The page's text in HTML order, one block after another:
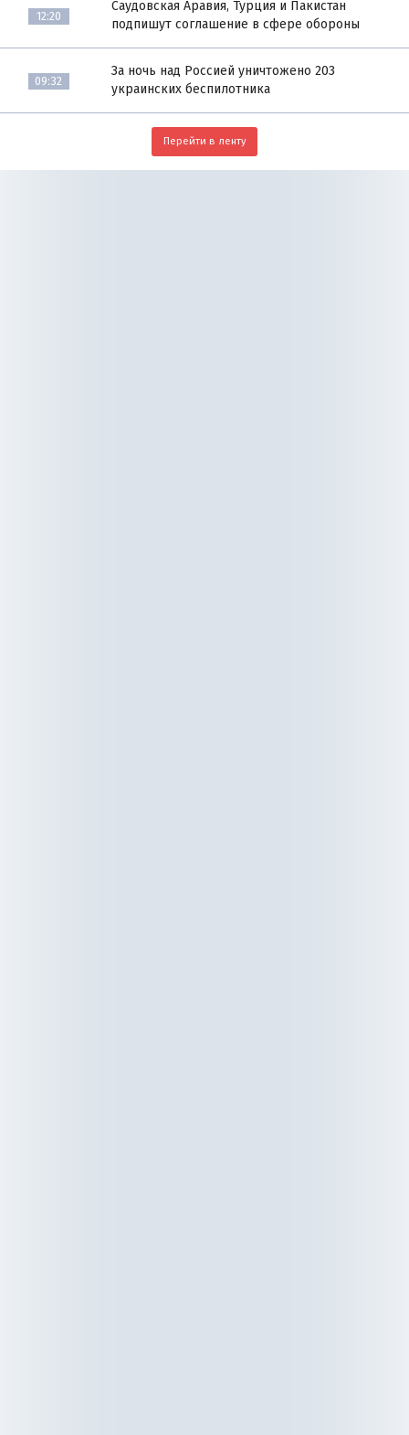
12:20
Саудовская Аравия, Турция и Пакистан
подпишут соглашение в сфере обороны
09:32
За ночь над Россией уничтожено 203
украинских беспилотника
Перейти в ленту